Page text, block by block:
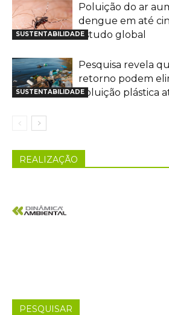
SUSTENTABILIDADE
Poluição do ar
dengue em até
estudo global
SUSTENTABILIDADE
Pesquisa revela
retorno podem
poluição plástica
REALIZAÇÃO
PESQUISAR